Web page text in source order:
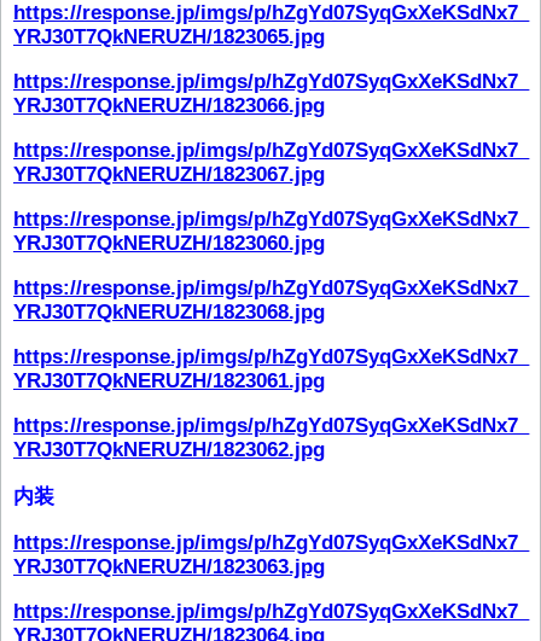
https://response.jp/imgs/p/hZgYd07SyqGxXeKSdNx7_
YRJ30T7QkNERUZH/1823065.jpg
https://response.jp/imgs/p/hZgYd07SyqGxXeKSdNx7_
YRJ30T7QkNERUZH/1823066.jpg
https://response.jp/imgs/p/hZgYd07SyqGxXeKSdNx7_
YRJ30T7QkNERUZH/1823067.jpg
https://response.jp/imgs/p/hZgYd07SyqGxXeKSdNx7_
YRJ30T7QkNERUZH/1823060.jpg
https://response.jp/imgs/p/hZgYd07SyqGxXeKSdNx7_
YRJ30T7QkNERUZH/1823068.jpg
https://response.jp/imgs/p/hZgYd07SyqGxXeKSdNx7_
YRJ30T7QkNERUZH/1823061.jpg
https://response.jp/imgs/p/hZgYd07SyqGxXeKSdNx7_
YRJ30T7QkNERUZH/1823062.jpg
内装
https://response.jp/imgs/p/hZgYd07SyqGxXeKSdNx7_
YRJ30T7QkNERUZH/1823063.jpg
https://response.jp/imgs/p/hZgYd07SyqGxXeKSdNx7_
YRJ30T7QkNERUZH/1823064.jpg